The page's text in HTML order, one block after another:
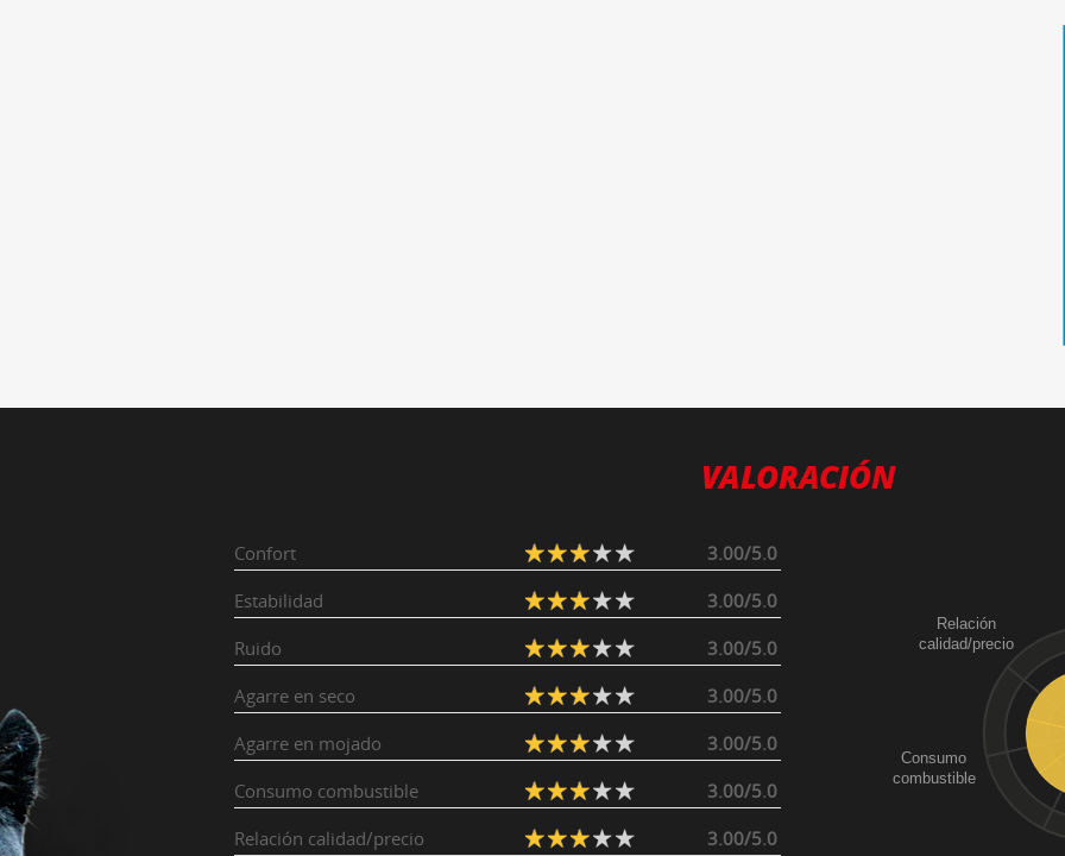
VALORACIÓN
Confort
3.00/5.0
Estabilidad
3.00/5.0
Ruido
3.00/5.0
Agarre en seco
3.00/5.0
Agarre en mojado
3.00/5.0
Consumo combustible
3.00/5.0
Relación calidad/precio
3.00/5.0
Consumo
combustible
Relación
calidad/precio